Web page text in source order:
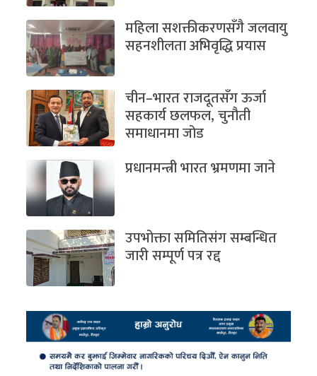
महिला सशक्तीकरणसँगै जलवायु
सहनशीलता अभिवृद्धि प्रयास
चीन–भारत राजदूतसँग ऊर्जा
सहकार्य छलफल, चुनौती
समाधानमा जोड
प्रधानमन्त्री भारत भ्रमणमा जाने
उपभोक्ता समितिसंग सम्बन्धित
जारी सम्पूर्ण पत्र रद्द